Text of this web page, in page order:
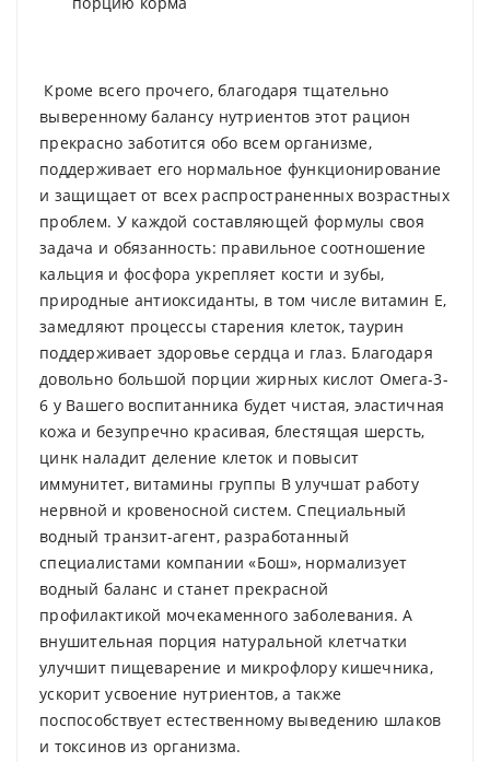
Кроме всего прочего, благодаря тщательно
выверенному балансу нутриентов этот рацион
прекрасно заботится обо всем организме,
поддерживает его нормальное функционирование
и защищает от всех распространенных возрастных
проблем. У каждой составляющей формулы своя
задача и обязанность: правильное соотношение
кальция и фосфора укрепляет кости и зубы,
природные антиоксиданты, в том числе витамин Е,
замедляют процессы старения клеток, таурин
поддерживает здоровье сердца и глаз. Благодаря
довольно большой порции жирных кислот Омега-3-
6 у Вашего воспитанника будет чистая, эластичная
кожа и безупречно красивая, блестящая шерсть,
цинк наладит деление клеток и повысит
иммунитет, витамины группы В улучшат работу
нервной и кровеносной систем. Специальный
водный транзит-агент, разработанный
специалистами компании «Бош», нормализует
водный баланс и станет прекрасной
профилактикой мочекаменного заболевания. А
внушительная порция натуральной клетчатки
улучшит пищеварение и микрофлору кишечника,
ускорит усвоение нутриентов, а также
поспособствует естественному выведению шлаков
и токсинов из организма.